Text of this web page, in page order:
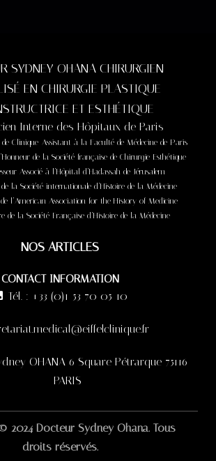
SYDNEY OHANA CHIRURGIEN
EN CHIRURGIE PLASTIQUE
ET ESTHÉTIQUE
Interne des Hôpitaux de Paris
de Clinique-Assistant à la Faculté de Médecine de Paris
de la Société française de Chirurgie Esthétique
Associé à l’Hôpital d’Hadassah de Jérusalem
la Société internationale d’Histoire de la Médecine
l’American Association for the History of Medicine
de la Société Française d’Histoire de la Médecine
NOS ARTICLES
CONTACT INFORMATION
Tél. : +33 (0)1 53 70 05 10
OHANA 6 Square Pétrarque 75116
PARIS
2024 Docteur Sydney Ohana. Tous
droits réservés.